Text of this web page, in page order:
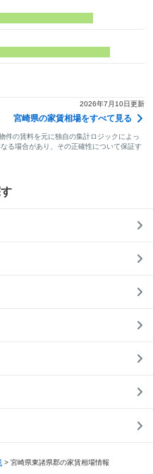
2026年7月10日更新
宮崎県の家賃相場をすべて見る
件の賃料を元に独自の集計ロジックによっ
る場合があり、その正確性について保証す
> 宮崎県東諸県郡の家賃相場情報